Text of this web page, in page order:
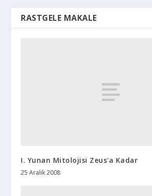
RASTGELE MAKALE
I. Yunan Mitolojisi Zeus'a Kadar
25 Aralık 2008